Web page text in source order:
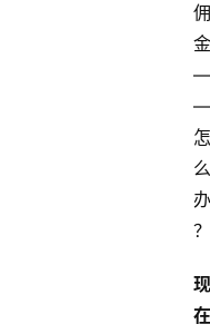
佣
金
—
—
怎
么
办
？
现
在